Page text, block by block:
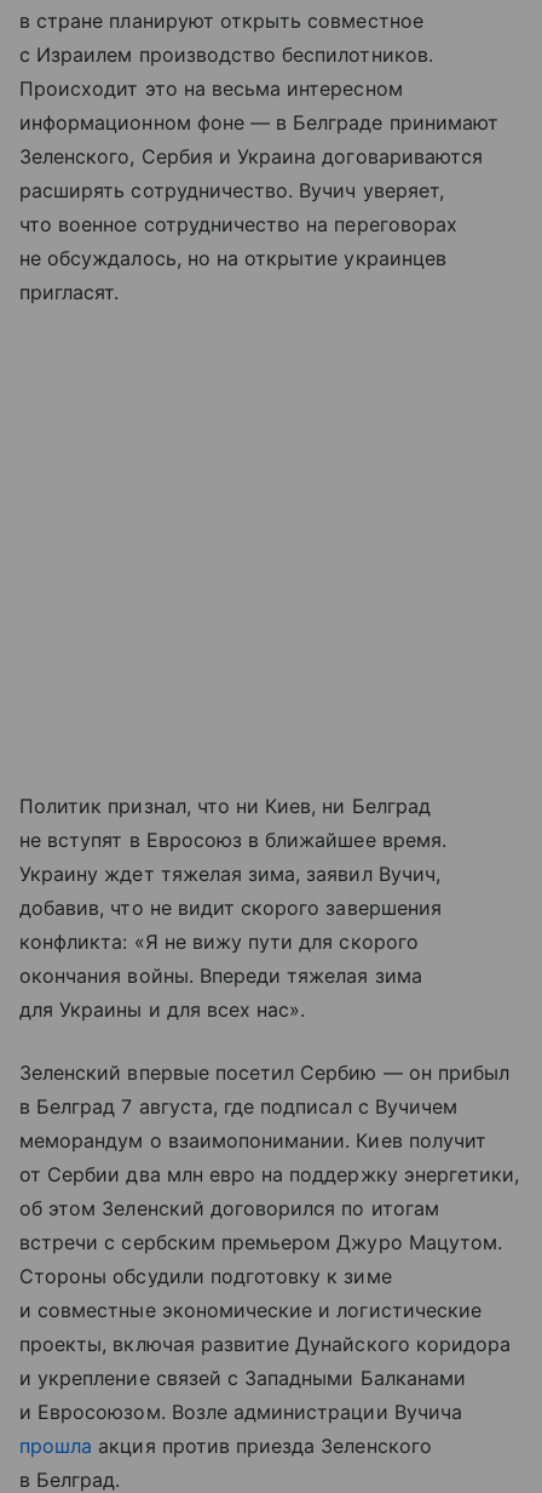
в стране планируют открыть совместное
с Израилем производство беспилотников.
Происходит это на весьма интересном
информационном фоне — в Белграде принимают
Зеленского, Сербия и Украина договариваются
расширять сотрудничество. Вучич уверяет,
что военное сотрудничество на переговорах
не обсуждалось, но на открытие украинцев
пригласят.
Политик признал, что ни Киев, ни Белград
не вступят в Евросоюз в ближайшее время.
Украину ждет тяжелая зима, заявил Вучич,
добавив, что не видит скорого завершения
конфликта: «Я не вижу пути для скорого
окончания войны. Впереди тяжелая зима
для Украины и для всех нас».
Зеленский впервые посетил Сербию — он прибыл
в Белград 7 августа, где подписал с Вучичем
меморандум о взаимопонимании. Киев получит
от Сербии два млн евро на поддержку энергетики,
об этом Зеленский договорился по итогам
встречи с сербским премьером Джуро Мацутом.
Стороны обсудили подготовку к зиме
и совместные экономические и логистические
проекты, включая развитие Дунайского коридора
и укрепление связей с Западными Балканами
и Евросоюзом. Возле администрации Вучича
прошла акция против приезда Зеленского
в Белград.